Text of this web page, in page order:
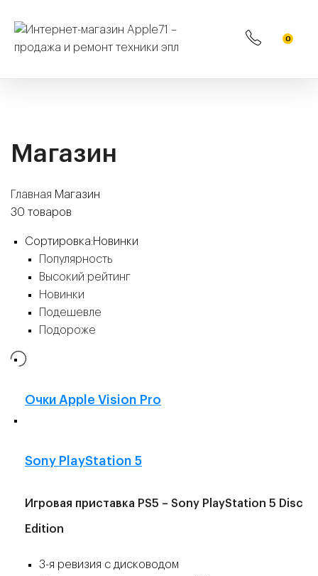
0
Магазин
Главная Магазин
30 товаров
Сортировка:Новинки
Популярность
Высокий рейтинг
Новинки
Подешевле
Подороже
Очки Apple Vision Pro
Sony PlayStation 5
Игровая приставка PS5 – Sony PlayStation 5 Disc
Edition
3-я ревизия с дисководом